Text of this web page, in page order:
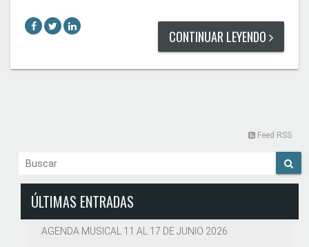
CONTINUAR LEYENDO
Feed RSS
ÚLTIMAS ENTRADAS
AGENDA MUSICAL 11 AL 17 DE JUNIO 2026